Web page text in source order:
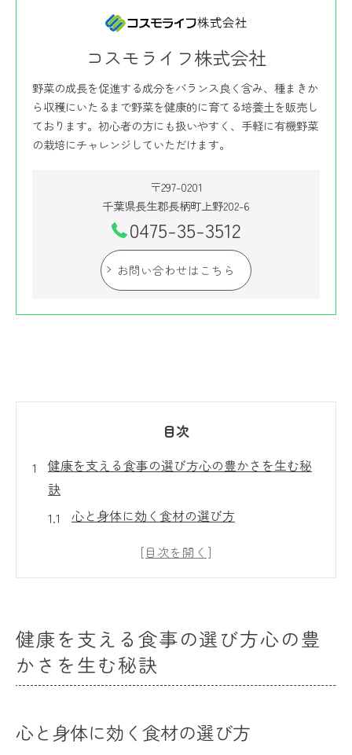
コスモライフ株式会社
野菜の成長を促進する成分をバランス良く含み、種まきか
ら収穫にいたるまで野菜を健康的に育てる培養土を販売し
ております。初心者の方にも扱いやすく、手軽に有機野菜
の栽培にチャレンジしていただけます。
〒297-0201
千葉県長生郡長柄町上野202-6
0475-35-3512
お問い合わせはこちら
目次
健康を支える食事の選び方心の豊かさを生む秘
訣
心と身体に効く食材の選び方
栄養バランスの取れた食事がもたらす心の
精神的健康をサポートする食材の活用法
健康食が心に与える影響の科学
ト
健康を支える食事の選び方心の豊
かさを生む秘訣
心と身体に効く食材の選び方